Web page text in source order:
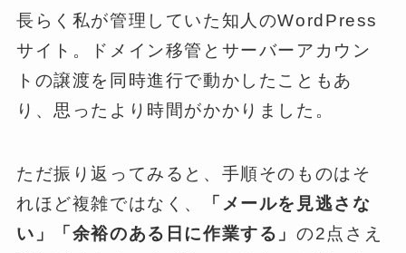
長らく私が管理していた知人のWordPress
サイト。ドメイン移管とサーバーアカウン
トの譲渡を同時進行で動かしたこともあ
り、思ったより時間がかかりました。
ただ振り返ってみると、手順そのものはそ
れほど複雑ではなく、
「メールを見逃さな
い」「余裕のある日に作業する」の2点さえ